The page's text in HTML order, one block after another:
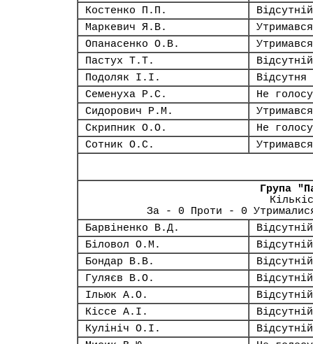
Костенко П.П.
Відсутній
Маркевич Я.В.
Утримався
Опанасенко О.В.
Утримався
Пастух Т.Т.
Відсутній
Подоляк І.І.
Відсутня
Семенуха Р.С.
Не
Сидорович Р.М.
Утримався
Скрипник О.О.
Не
Сотник О.С.
Утримався
Група
За - 0 Проти - 0
Барвіненко В.Д.
Відсутній
Біловол О.М.
Відсутній
Бондар В.В.
Відсутній
Гуляєв В.О.
Відсутній
Ільюк А.О.
Відсутній
Кіссе А.І.
Відсутній
Кулініч О.І.
Відсутній